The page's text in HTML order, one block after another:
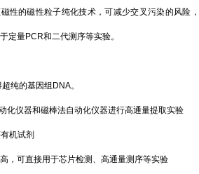
性的磁性粒子纯化技术，可减少交叉污染的风险
定量PCR和二代测序等实验。
纯的基因组DNA。
化仪器和磁棒法自动化仪器进行高通量提取实验
机试剂
，可直接用于芯片检测、高通量测序等实验